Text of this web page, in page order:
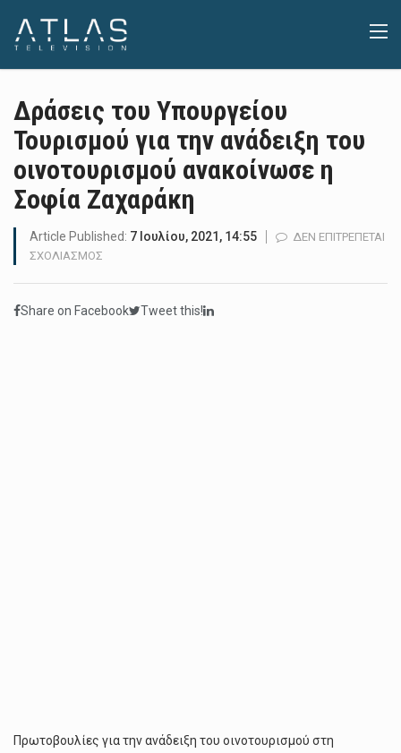
Δράσεις του Υπουργείου
Τουρισμού για την ανάδειξη του
οινοτουρισμού ανακοίνωσε η
Σοφία Ζαχαράκη
Article Published: 7 Ιουλίου, 2021, 14:55
ΔΕΝ ΕΠΙΤΡΈΠΕΤΑΙ
ΣΧΟΛΙΑΣΜΌΣ
ΥΠΟΥΡΓΕΊΟΥ
Share on Facebook Tweet this!
Πρωτοβουλίες για την ανάδειξη του οινοτουρισμού στη